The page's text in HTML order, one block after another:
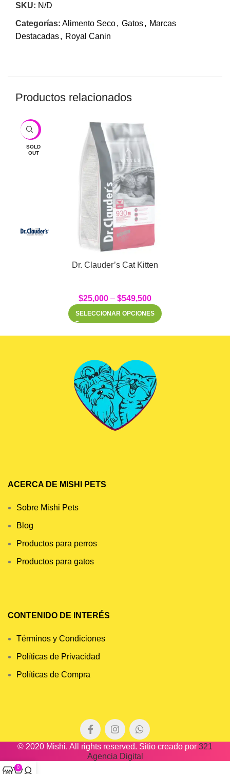
SKU: N/D
Categorías: Alimento Seco, Gatos, Marcas
Destacadas, Royal Canin
Productos relacionados
-6%
SOLD
OUT
Dr. Clauder’s Cat Kitten
$25,000 – $549,500
SELECCIONAR OPCIONES
ACERCA DE MISHI PETS
Sobre Mishi Pets
Blog
Productos para perros
Productos para gatos
CONTENIDO DE INTERÉS
Términos y Condiciones
Políticas de Privacidad
Políticas de Compra
© 2020 Mishi. All rights reserved. Sitio creado por 321
Agencia Digital
0